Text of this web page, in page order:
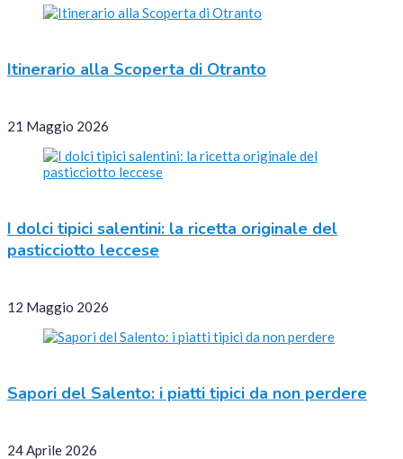
Itinerario alla Scoperta di Otranto
21 Maggio 2026
I dolci tipici salentini: la ricetta originale del
pasticciotto leccese
12 Maggio 2026
Sapori del Salento: i piatti tipici da non perdere
24 Aprile 2026